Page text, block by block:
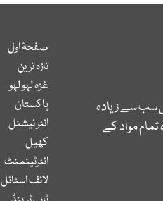
سب سے زیادہ
مواد کے
صفحۂ اول
تازہ ترین
غزہ لہو لہو
پاکستان
انٹر نیشنل
کھیل
انٹرٹینمنٹ
لائف اسٹائل